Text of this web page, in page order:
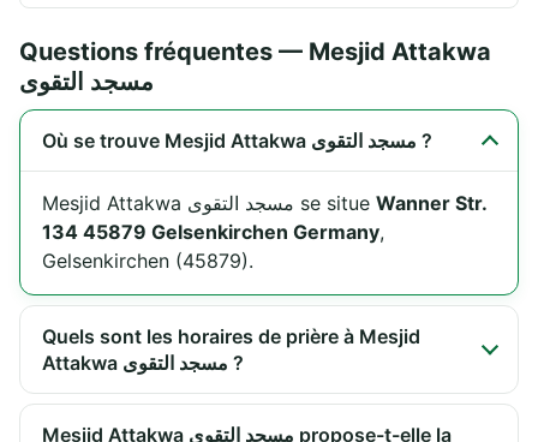
Questions fréquentes — Mesjid Attakwa
مسجد التقوى
Où se trouve Mesjid Attakwa مسجد التقوى ?
Mesjid Attakwa مسجد التقوى se situe Wanner Str.
134 45879 Gelsenkirchen Germany,
Gelsenkirchen (45879).
Quels sont les horaires de prière à Mesjid
Attakwa مسجد التقوى ?
Mesjid Attakwa مسجد التقوى propose-t-elle la